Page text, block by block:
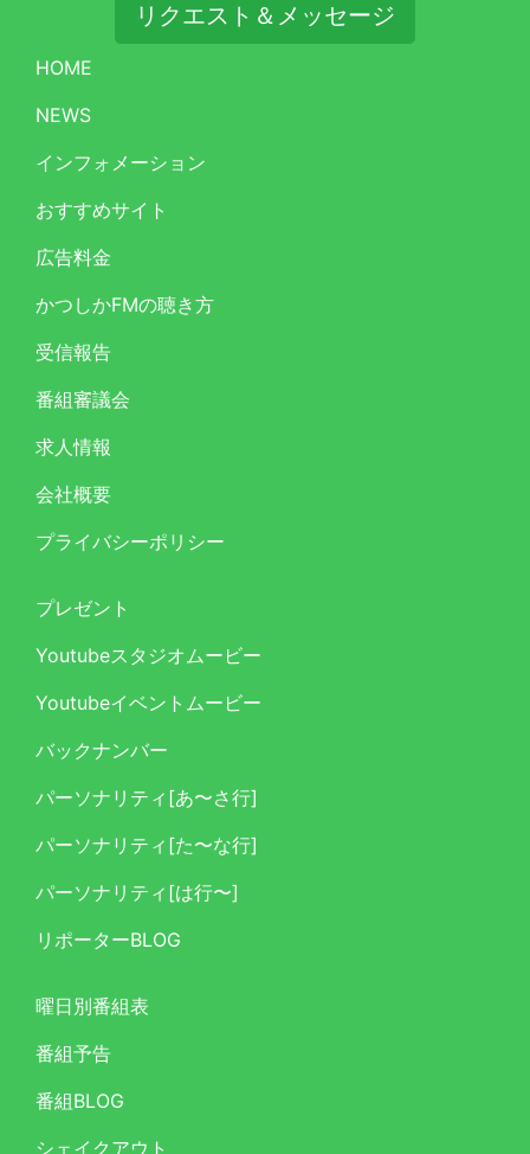
リクエスト＆メッセージ
HOME
NEWS
インフォメーション
おすすめサイト
広告料金
かつしかFMの聴き方
受信報告
番組審議会
求人情報
会社概要
プライバシーポリシー
プレゼント
Youtubeスタジオムービー
Youtubeイベントムービー
バックナンバー
パーソナリティ[あ〜さ行]
パーソナリティ[た〜な行]
パーソナリティ[は行〜]
リポーターBLOG
曜日別番組表
番組予告
番組BLOG
シェイクアウト